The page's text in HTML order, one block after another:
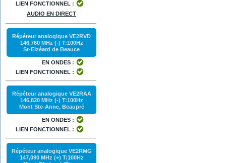
LIEN FONCTIONNEL :
AUDIO EN DIRECT
Répéteur analogique VE2RVD
146,760 MHz (-) T:100Hz
St-Elzéard de Beauce
EN ONDES :
LIEN FONCTIONNEL :
Répéteur analogique VE2RAA
146,820 MHz (-) T:100Hz
Mont Ste-Anne, Beaupré
EN ONDES :
LIEN FONCTIONNEL :
Répéteur analogique VE2RMG
147,090 MHz (+) T:100Hz